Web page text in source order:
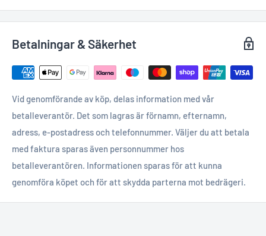
Betalningar & Säkerhet
Vid genomförande av köp, delas information med vår
betalleverantör. Det som lagras är förnamn, efternamn,
adress, e-postadress och telefonnummer. Väljer du att betala
med faktura sparas även personnummer hos
betalleverantören. Informationen sparas för att kunna
genomföra köpet och för att skydda parterna mot bedrägeri.